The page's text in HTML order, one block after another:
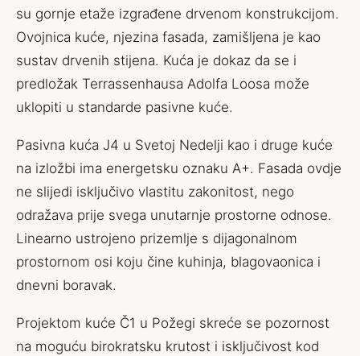
su gornje etaže izgrađene drvenom konstrukcijom.
Ovojnica kuće, njezina fasada, zamišljena je kao
sustav drvenih stijena. Kuća je dokaz da se i
predložak Terrassenhausa Adolfa Loosa može
uklopiti u standarde pasivne kuće.
Pasivna kuća J4 u Svetoj Nedelji kao i druge kuće
na izložbi ima energetsku oznaku A+. Fasada ovdje
ne slijedi isključivo vlastitu zakonitost, nego
odražava prije svega unutarnje prostorne odnose.
Linearno ustrojeno prizemlje s dijagonalnom
prostornom osi koju čine kuhinja, blagovaonica i
dnevni boravak.
Projektom kuće Č1 u Požegi skreće se pozornost
na moguću birokratsku krutost i isključivost kod